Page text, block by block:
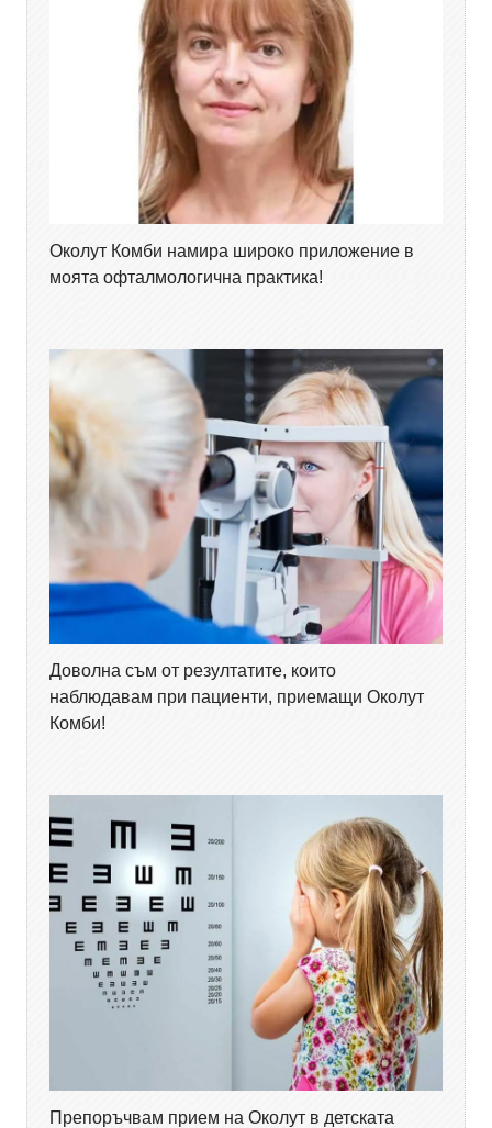
Околут Комби намира широко приложение в
моята офталмологична практика!
Доволна съм от резултатите, които
наблюдавам при пациенти, приемащи Околут
Комби!
Препоръчвам прием на Околут в детската